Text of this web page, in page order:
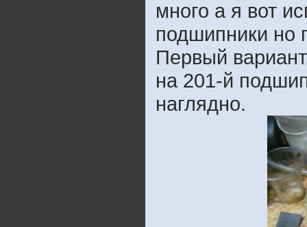
много а я вот
подшипники но
Первый
на 201-й
наглядно.